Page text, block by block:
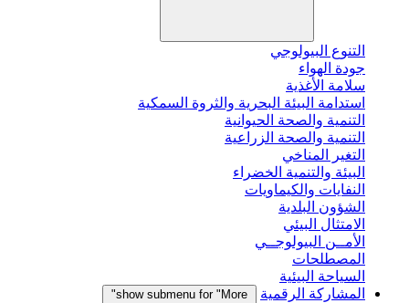
التنوع البيولوجي
جودة الهواء
سلامة الأغذية
استدامة البيئة البحرية والثروة السمكية
التنمية والصحة الحيوانية
التنمية والصحة الزراعية
التغير المناخي
البيئة والتنمية الخضراء
النفايات والكيماويات
الشؤون البلدية
الامتثال البيئي
الأمــن البيولوجــي
المصطلحات
السياحة البيئية
المشاركة الرقمية
show submenu for "More"